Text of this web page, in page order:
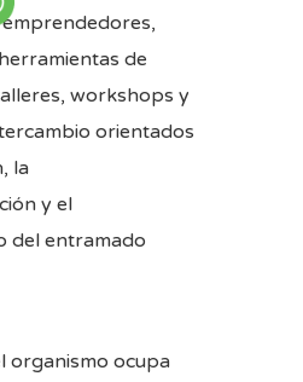
de
workshops y
orientados
la
y el
del entramado
organismo ocupa